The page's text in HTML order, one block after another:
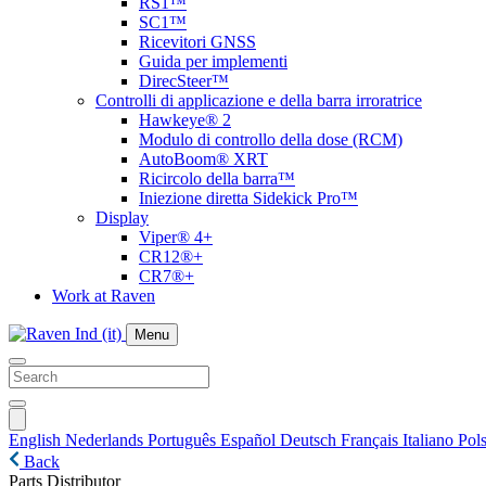
SC1™
Ricevitori GNSS
Guida per implementi
DirecSteer™
Controlli di applicazione e della barra irroratrice
Hawkeye® 2
Modulo di controllo della dose (RCM)
AutoBoom® XRT
Ricircolo della barra™
Iniezione diretta Sidekick Pro™
Display
Viper® 4+
CR12®+
CR7®+
Work at Raven
Menu
English Nederlands Português Español Deutsch Français Italiano
Back
Parts Distributor